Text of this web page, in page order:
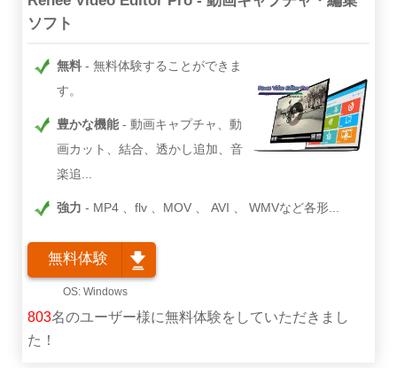
ソフト
無料
無料体験することができま
す。
豊かな機能
動画キャプチャ、動
画カット、結合、透かし追加、音
楽追...
強力 MP4 、flv 、MOV 、 AVI 、 WMVなど各形...
無料体験
803名のユーザー様に無料体験をしていただきまし
た！